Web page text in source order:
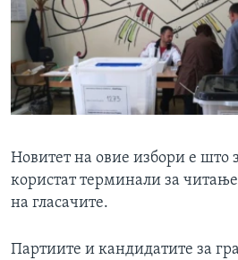
Новитет на овие избори е што
користат терминали за
на гласачите.
Партиите и кандидатите за